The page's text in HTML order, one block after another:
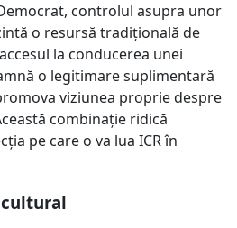
controlul asupra unor
o resursă tradițională de
la conducerea unei
o legitimare suplimentară
viziunea proprie despre
combinație ridică
pe care o va lua ICR în